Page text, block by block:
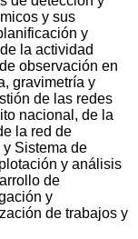
y sus
y
la actividad
observación en
gravimetría y
de las redes
nacional, de la
la red de
y Sistema de
y análisis
de
y
de trabajos y